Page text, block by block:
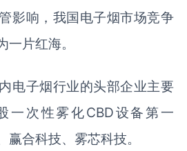
影响，我国电子烟市场竞争
片红海。
电子烟行业的头部企业主要
一次性雾化CBD设备第一
赢合科技、雾芯科技。